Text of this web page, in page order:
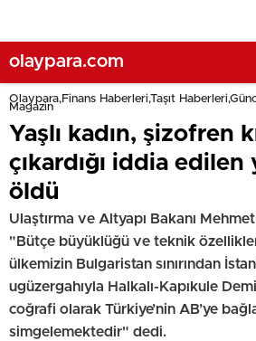
olaypara.com
Olaypara,Finans Haberleri,Taşıt
Magazin
Yaşlı kadın, şizofren
çıkardığı iddia edilen
öldü
Ulaştırma ve Altyapı Bakanı
"Bütçe büyüklüğü ve teknik
ülkemizin Bulgaristan sınırından
ugüzergahıyla Halkalı-Kapıkule
coğrafi olarak Türkiye’nin AB’ye
simgelemektedir" dedi.